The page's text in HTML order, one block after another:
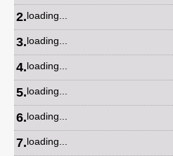
2.loading...
3.loading...
4.loading...
5.loading...
6.loading...
7.loading...